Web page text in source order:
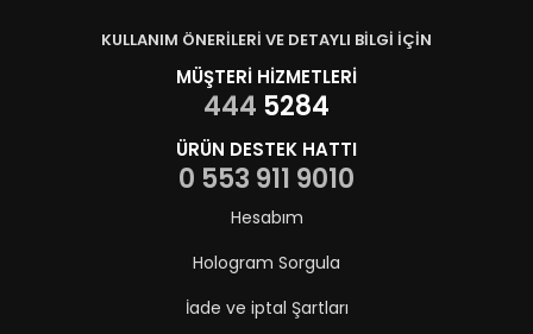
KULLANIM ÖNERİLERİ VE DETAYLI BİLGİ İÇİN
MÜŞTERİ HİZMETLERİ
444 5284
ÜRÜN DESTEK HATTI
0 553 911 9010
Hesabım
Hologram Sorgula
İade ve iptal Şartları